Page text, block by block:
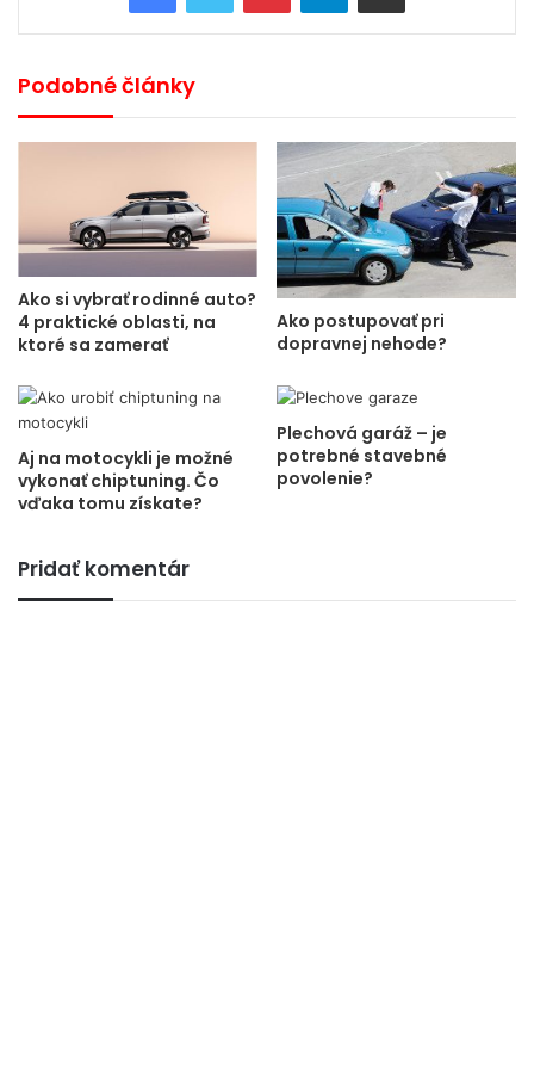
Podobné články
Ako si vybrať rodinné auto?
4 praktické oblasti, na
ktoré sa zamerať
Ako postupovať pri
dopravnej nehode?
Aj na motocykli je možné
vykonať chiptuning. Čo
vďaka tomu získate?
Plechová garáž – je
potrebné stavebné
povolenie?
Pridať komentár